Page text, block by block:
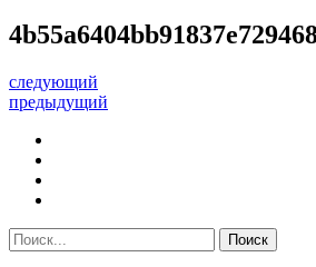
следующий
предыдущий